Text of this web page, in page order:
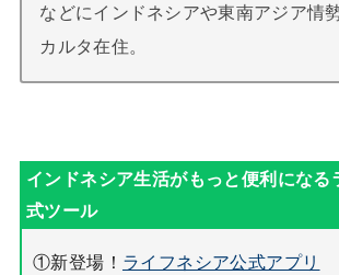
などにインドネシアや東南アジア情
カルタ在住。
①新登場！ ライフネシア公式アプリ